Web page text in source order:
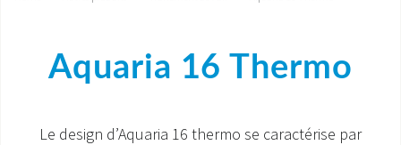
SYSTÈMES INTÉGRÉS
Aquaria 16 Thermo
Le design d’Aquaria 16 thermo se caractérise par